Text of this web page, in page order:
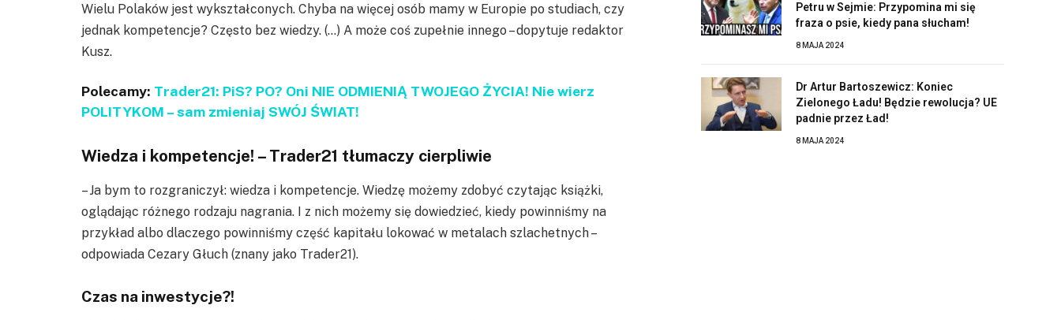
Wielu Polaków jest wykształconych. Chyba na więcej osób mamy w Europie po studiach, czy
jednak kompetencje? Często bez wiedzy. (…) A może coś zupełnie innego – dopytuje redaktor
Kusz.
Polecamy: Trader21: PiS? PO? Oni NIE ODMIENIĄ TWOJEGO ŻYCIA! Nie wierz
POLITYKOM – sam zmieniaj SWÓJ ŚWIAT!
Wiedza i kompetencje! – Trader21 tłumaczy cierpliwie
– Ja bym to rozgraniczył: wiedza i kompetencje. Wiedzę możemy zdobyć czytając książki,
oglądając różnego rodzaju nagrania. I z nich możemy się dowiedzieć, kiedy powinniśmy na
przykład albo dlaczego powinniśmy część kapitału lokować w metalach szlachetnych –
odpowiada Cezary Głuch (znany jako Trader21).
Czas na inwestycje?!
Petru w Sejmie: Przypomina mi się
fraza o psie, kiedy pana słucham!
8 MAJA 2024
Dr Artur Bartoszewicz: Koniec
Zielonego Ładu! Będzie rewolucja? UE
padnie przez Ład!
8 MAJA 2024